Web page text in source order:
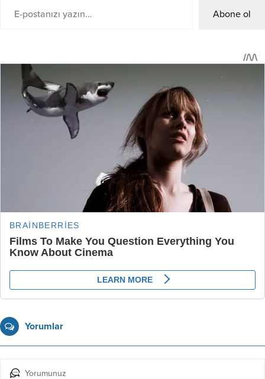
Abone ol
Yorumlar